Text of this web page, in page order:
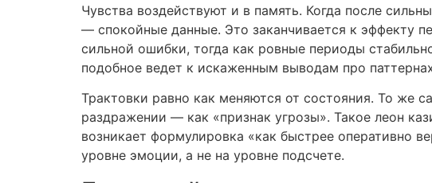
Чувства воздействуют и в память. Когда после
— спокойные данные. Это заканчивается к эффекту
сильной ошибки, тогда как ровные периоды
подобное ведет к искаженным выводам про
Трактовки равно как меняются от состояния. То же
раздражении — как «признак угрозы». Такое леон
возникает формулировка «как быстрее оперативно
уровне эмоции, а не на уровне подсчете.